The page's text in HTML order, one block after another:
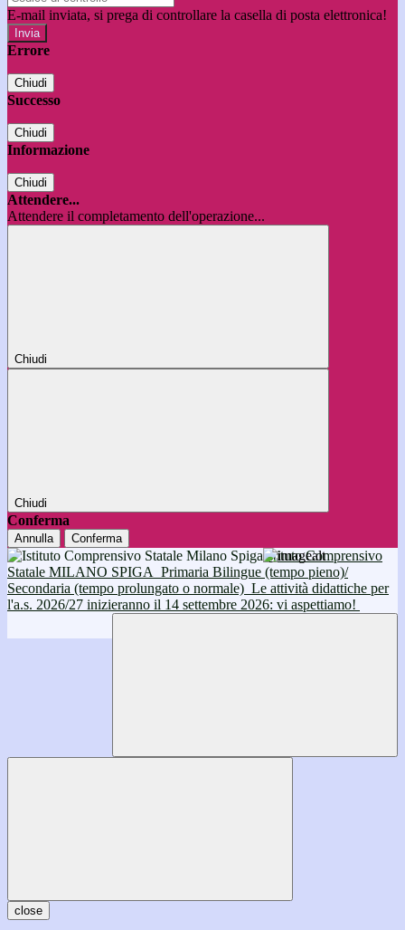
E-mail inviata, si prega di controllare la casella di posta elettronica!
Errore
Chiudi
Successo
Chiudi
Informazione
Chiudi
Attendere...
Attendere il completamento dell'operazione...
Chiudi
Chiudi
Conferma
Annulla Conferma
Istituto Comprensivo
Statale MILANO SPIGA Primaria Bilingue (tempo pieno)/
Secondaria (tempo prolungato o normale) Le attività didattiche per
l'a.s. 2026/27 inizieranno il 14 settembre 2026: vi aspettiamo!
close